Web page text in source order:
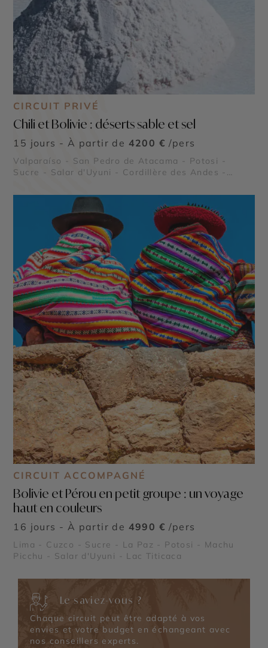
CIRCUIT PRIVÉ
Chili et Bolivie : déserts sable et sel
15 jours - À partir de 4200 € /pers
Valparaíso - San Pedro de Atacama - Potosi -
Sucre - Salar d'Uyuni - Cordillère des Andes -
CIRCUIT ACCOMPAGNÉ
Bolivie et Pérou en petit groupe : un voyage
haut en couleurs
16 jours - À partir de 4990 € /pers
Lima - Cuzco - Sucre - La Paz - Potosi - Machu
Picchu - Salar d'Uyuni - Lac Titicaca
Le saviez-vous ?
Chaque circuit peut être adapté à vos
envies et votre budget en échangeant avec
nos conseillers experts.